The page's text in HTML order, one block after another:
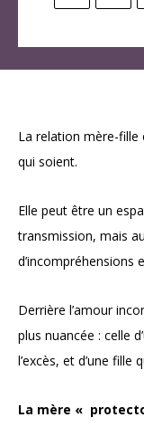
La relation mère-fille
qui soient.
Elle peut être un
transmission, mais
d’incompréhensions
Derrière l’amour
plus nuancée : celle
l’excès, et d’une
La mère «